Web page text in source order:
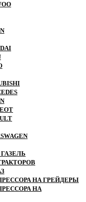
НА ГРЕЙДЕРЫ
НА